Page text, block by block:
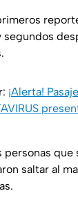
segundos
¡Alerta!
personas que
saltar al